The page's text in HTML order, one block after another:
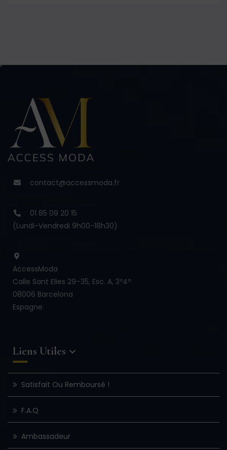
contact@accessmoda.fr
01 85 09 20 15
(Lundi-Vendredi 9h00-18h30)
AccessModa
Calle Sant Elies 29–35, Esc. A, 3º4ª
08006 Barcelona
Espagne
Liens Utiles 
Satisfait Ou Remboursé !
F.A.Q
Ambassadeur